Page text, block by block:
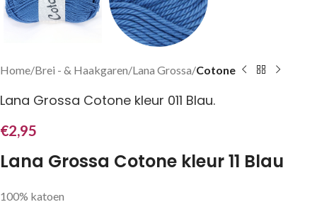
Home Brei - & Haakgaren Lana Grossa Cotone
Lana Grossa Cotone kleur 011 Blau.
€2,95
Lana Grossa Cotone kleur 11 Blau
100% katoen